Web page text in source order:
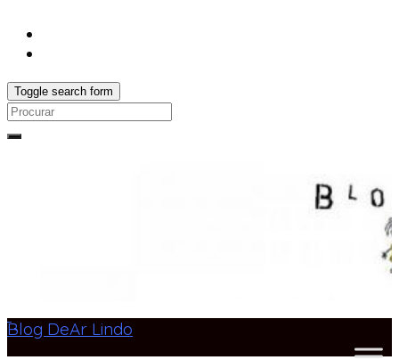
Toggle search form
Search
Blog DeAr Lindo